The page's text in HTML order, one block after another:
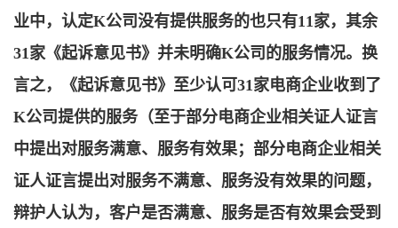
业中，认定K公司没有提供服务的也只有11家，其余
31家《起诉意见书》并未明确K公司的服务情况。换
言之，《起诉意见书》至少认可31家电商企业收到了
K公司提供的服务（至于部分电商企业相关证人证言
中提出对服务满意、服务有效果；部分电商企业相关
证人证言提出对服务不满意、服务没有效果的问题，
辩护人认为，客户是否满意、服务是否有效果会受到